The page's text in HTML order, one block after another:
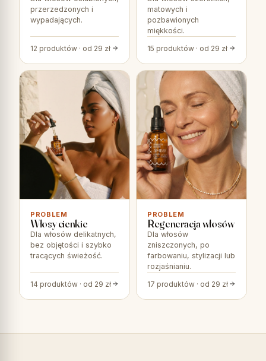
przerzedzonych i
wypadających.
12 produktów · od 29 zł
matowych i
pozbawionych
miękkości.
15 produktów · od 29 zł
PROBLEM
Włosy cienkie
Dla włosów delikatnych,
bez objętości i szybko
tracących świeżość.
14 produktów · od 29 zł
PROBLEM
Regeneracja włosów
Dla włosów
zniszczonych, po
farbowaniu, stylizacji lub
rozjaśnianiu.
17 produktów · od 29 zł